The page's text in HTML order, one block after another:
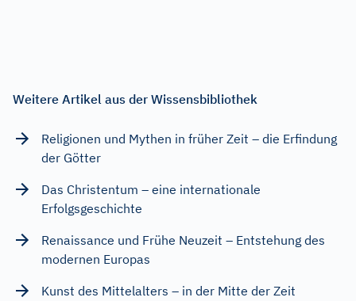
Weitere Artikel aus der Wissensbibliothek
Religionen und Mythen in früher Zeit – die Erfindung
der Götter
Das Christentum – eine internationale
Erfolgsgeschichte
Renaissance und Frühe Neuzeit – Entstehung des
modernen Europas
Kunst des Mittelalters – in der Mitte der Zeit